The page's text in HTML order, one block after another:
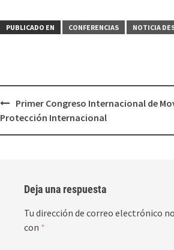
PUBLICADO EN CONFERENCIAS NOTICIA
Primer Congreso Internacional de
Protección Internacional
Deja una respuesta
Tu dirección de correo electrónico
con *